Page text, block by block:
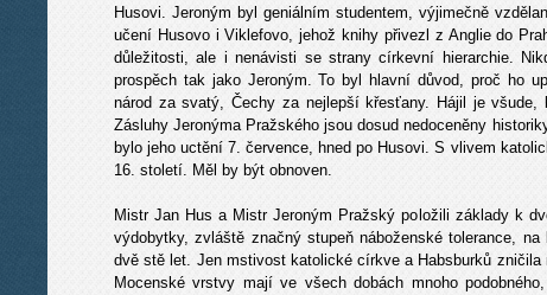
Husovi. Jeroným byl geniálním studentem, výjimečně
učení Husovo i Viklefovo, jehož knihy přivezl z Anglie do
důležitosti, ale i nenávisti se strany církevní hierarchie.
prospěch tak jako Jeroným. To byl hlavní důvod, proč ho
národ za svatý, Čechy za nejlepší křesťany. Hájil je všude,
Zásluhy Jeronýma Pražského jsou dosud nedoceněny
bylo jeho uctění 7. července, hned po Husovi. S vlivem
16. století. Měl by být obnoven.
Mistr Jan Hus a Mistr Jeroným Pražský položili základy k
výdobytky, zvláště značný stupeň náboženské tolerance,
dvě stě let. Jen mstivost katolické církve a Habsburků
Mocenské vrstvy mají ve všech dobách mnoho